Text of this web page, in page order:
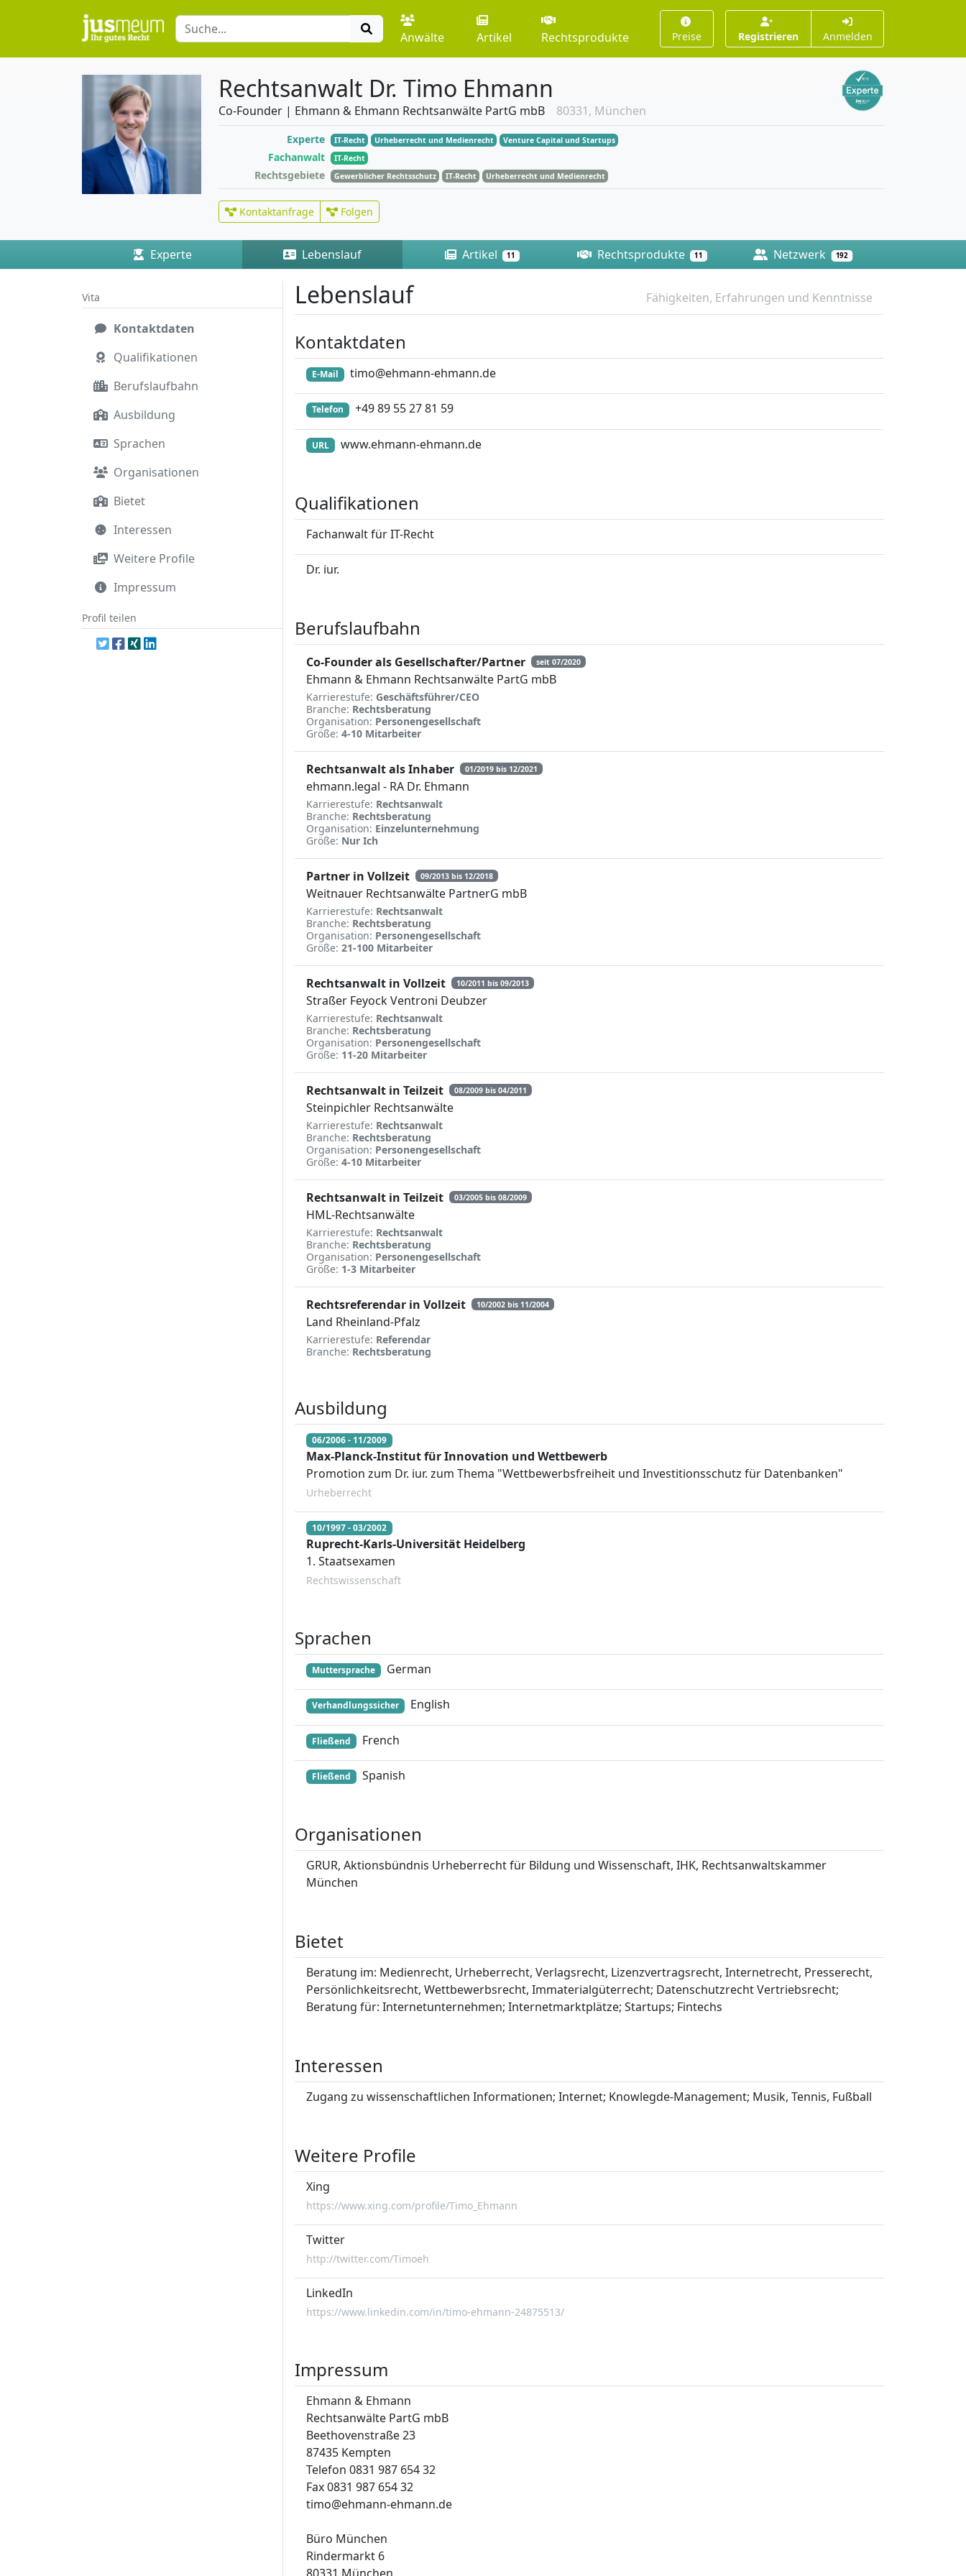
Anwälte Artikel Rechtsprodukte Preise Registrieren Anmelden
Rechtsanwalt Dr. Timo Ehmann
Co-Founder | Ehmann & Ehmann Rechtsanwälte PartG mbB 80331, München
Experte IT-Recht Urheberrecht und Medienrecht Venture Capital und Startups
Fachanwalt IT-Recht
Rechtsgebiete Gewerblicher Rechtsschutz IT-Recht Urheberrecht und Medienrecht
Kontaktanfrage Folgen
Experte Lebenslauf Artikel 11 Rechtsprodukte 11 Netzwerk 192
Vita
Kontaktdaten
Qualifikationen
Berufslaufbahn
Ausbildung
Sprachen
Organisationen
Bietet
Interessen
Weitere Profile
Impressum
Profil teilen
Lebenslauf Fähigkeiten, Erfahrungen und Kenntnisse
Kontaktdaten
E-Mail timo@ehmann-ehmann.de
Telefon +49 89 55 27 81 59
URL www.ehmann-ehmann.de
Qualifikationen
Fachanwalt für IT-Recht
Dr. iur.
Berufslaufbahn
Co-Founder als Gesellschafter/Partner seit 07/2020
Ehmann & Ehmann Rechtsanwälte PartG mbB
Karrierestufe: Geschäftsführer/CEO
Branche: Rechtsberatung
Organisation: Personengesellschaft
Größe: 4-10 Mitarbeiter
Rechtsanwalt als Inhaber 01/2019 bis 12/2021
ehmann.legal - RA Dr. Ehmann
Karrierestufe: Rechtsanwalt
Branche: Rechtsberatung
Organisation: Einzelunternehmung
Größe: Nur Ich
Partner in Vollzeit 09/2013 bis 12/2018
Weitnauer Rechtsanwälte PartnerG mbB
Karrierestufe: Rechtsanwalt
Branche: Rechtsberatung
Organisation: Personengesellschaft
Größe: 21-100 Mitarbeiter
Rechtsanwalt in Vollzeit 10/2011 bis 09/2013
Straßer Feyock Ventroni Deubzer
Karrierestufe: Rechtsanwalt
Branche: Rechtsberatung
Organisation: Personengesellschaft
Größe: 11-20 Mitarbeiter
Rechtsanwalt in Teilzeit 08/2009 bis 04/2011
Steinpichler Rechtsanwälte
Karrierestufe: Rechtsanwalt
Branche: Rechtsberatung
Organisation: Personengesellschaft
Größe: 4-10 Mitarbeiter
Rechtsanwalt in Teilzeit 03/2005 bis 08/2009
HML-Rechtsanwälte
Karrierestufe: Rechtsanwalt
Branche: Rechtsberatung
Organisation: Personengesellschaft
Größe: 1-3 Mitarbeiter
Rechtsreferendar in Vollzeit 10/2002 bis 11/2004
Land Rheinland-Pfalz
Karrierestufe: Referendar
Branche: Rechtsberatung
Ausbildung
06/2006 - 11/2009
Max-Planck-Institut für Innovation und Wettbewerb
Promotion zum Dr. iur. zum Thema "Wettbewerbsfreiheit und Investitionsschutz für Datenbanken"
Urheberrecht
10/1997 - 03/2002
Ruprecht-Karls-Universität Heidelberg
1. Staatsexamen
Rechtswissenschaft
Sprachen
Muttersprache German
Verhandlungssicher English
Fließend French
Fließend Spanish
Organisationen
GRUR, Aktionsbündnis Urheberrecht für Bildung und Wissenschaft, IHK, Rechtsanwaltskammer
München
Bietet
Beratung im: Medienrecht, Urheberrecht, Verlagsrecht, Lizenzvertragsrecht, Internetrecht, Presserecht,
Persönlichkeitsrecht, Wettbewerbsrecht, Immaterialgüterrecht; Datenschutzrecht Vertriebsrecht;
Beratung für: Internetunternehmen; Internetmarktplätze; Startups; Fintechs
Interessen
Zugang zu wissenschaftlichen Informationen; Internet; Knowlegde-Management; Musik, Tennis, Fußball
Weitere Profile
Xing
https://www.xing.com/profile/Timo_Ehmann
Twitter
http://twitter.com/Timoeh
LinkedIn
https://www.linkedin.com/in/timo-ehmann-24875513/
Impressum
Ehmann & Ehmann
Rechtsanwälte PartG mbB
Beethovenstraße 23
87435 Kempten
Telefon 0831 987 654 32
Fax 0831 987 654 32
timo@ehmann-ehmann.de
Büro München
Rindermarkt 6